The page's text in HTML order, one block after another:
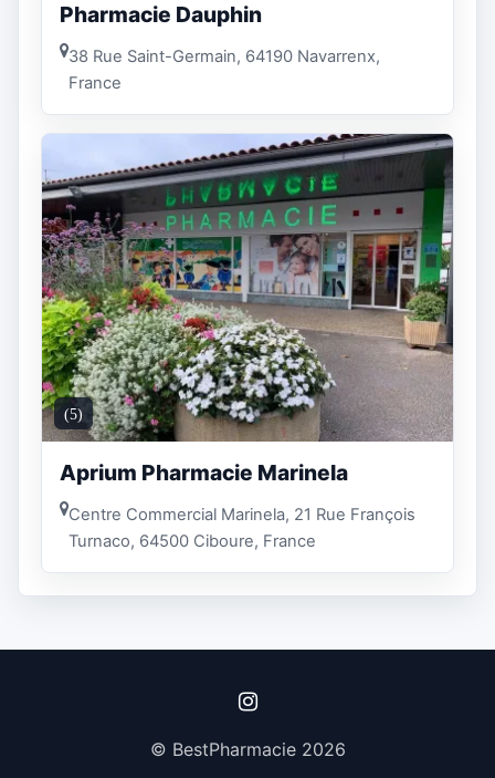
Pharmacie Dauphin
38 Rue Saint-Germain, 64190 Navarrenx,
France
(5)
Aprium Pharmacie Marinela
Centre Commercial Marinela, 21 Rue François
Turnaco, 64500 Ciboure, France
© BestPharmacie 2026